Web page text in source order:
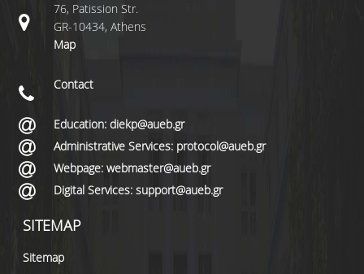
76, Patission Str.
GR-10434, Athens
Map
Contact
Education: diekp@aueb.gr
Administrative Services: protocol@aueb.gr
Webpage: webmaster@aueb.gr
Digital Services: support@aueb.gr
SITEMAP
Sitemap